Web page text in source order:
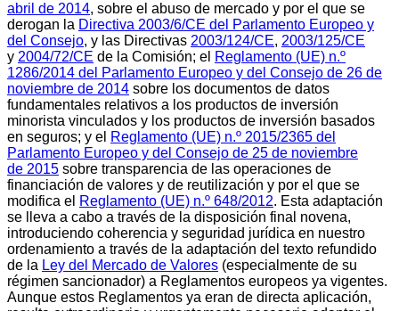
abril de 2014, sobre el abuso de mercado y por el que se
derogan la Directiva 2003/6/CE del Parlamento Europeo y
del Consejo, y las Directivas 2003/124/CE, 2003/125/CE
y 2004/72/CE de la Comisión; el Reglamento (UE) n.º
1286/2014 del Parlamento Europeo y del Consejo de 26 de
noviembre de 2014 sobre los documentos de datos
fundamentales relativos a los productos de inversión
minorista vinculados y los productos de inversión basados
en seguros; y el Reglamento (UE) n.º 2015/2365 del
Parlamento Europeo y del Consejo de 25 de noviembre
de 2015 sobre transparencia de las operaciones de
financiación de valores y de reutilización y por el que se
modifica el Reglamento (UE) n.º 648/2012. Esta adaptación
se lleva a cabo a través de la disposición final novena,
introduciendo coherencia y seguridad jurídica en nuestro
ordenamiento a través de la adaptación del texto refundido
de la Ley del Mercado de Valores (especialmente de su
régimen sancionador) a Reglamentos europeos ya vigentes.
Aunque estos Reglamentos ya eran de directa aplicación,